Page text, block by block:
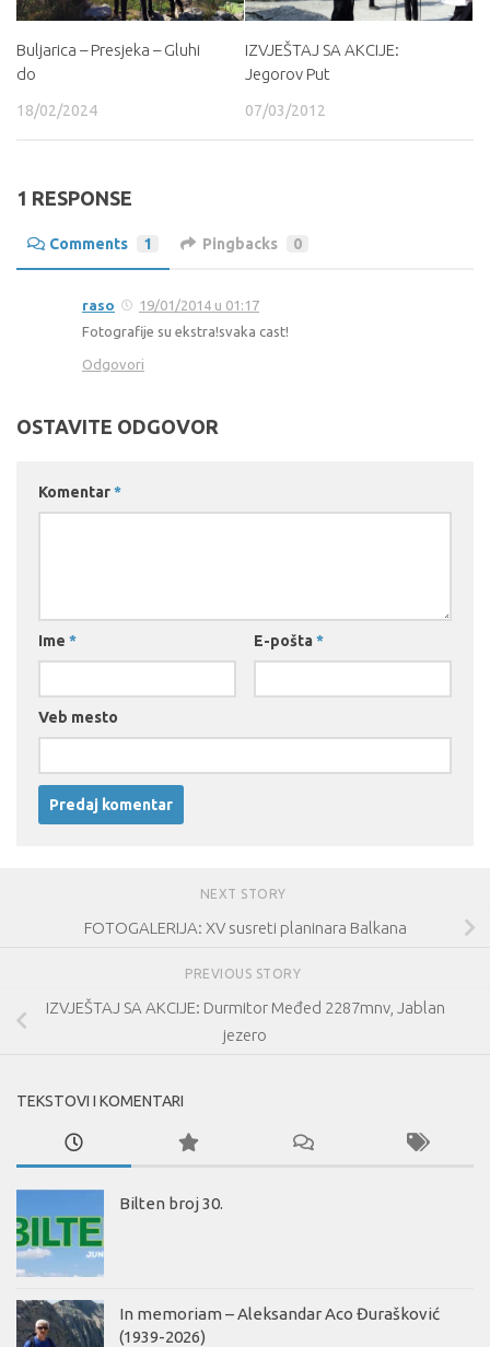
Buljarica – Presjeka – Gluhi
do
18/02/2024
IZVJEŠTAJ SA AKCIJE:
Jegorov Put
07/03/2012
1 RESPONSE
Comments 1 Pingbacks 0
raso
19/01/2014 u 01:17
Fotografije su ekstra!svaka cast!
Odgovori
OSTAVITE ODGOVOR
Komentar*
Ime * E-pošta *
Veb mesto
NEXT STORY
FOTOGALERIJA: XV susreti planinara Balkana
PREVIOUS STORY
IZVJEŠTAJ SA AKCIJE: Durmitor Međed 2287mnv, Jablan
jezero
TEKSTOVI I KOMENTARI
Bilten broj 30.
In memoriam – Aleksandar Aco Đurašković
(1939-2026)